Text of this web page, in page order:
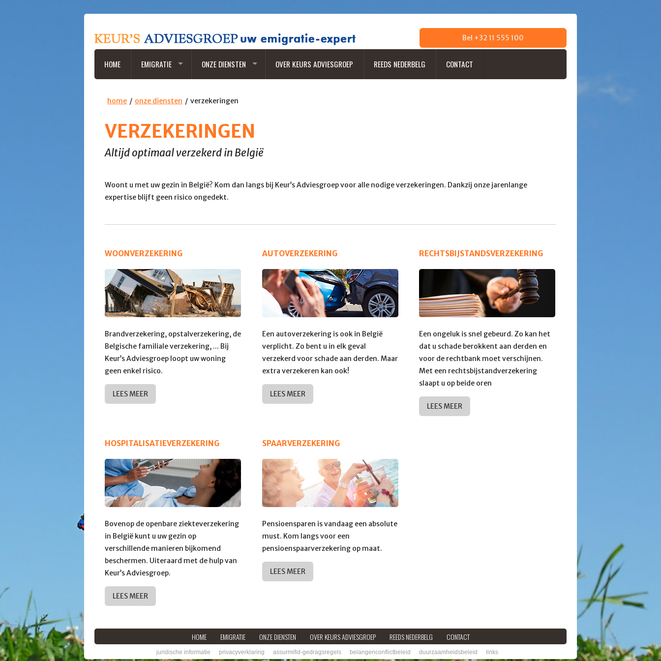
Bel +32 11 555 100
HOME EMIGRATIE ONZE DIENSTEN OVER KEURS ADVIESGROEP REEDS NEDERBELG CONTACT
home onze diensten verzekeringen
VERZEKERINGEN
Altijd optimaal verzekerd in België
Woont u met uw gezin in België? Kom dan langs bij Keur’s Adviesgroep voor alle nodige verzekeringen. Dankzij onze jarenlange
expertise blijft geen risico ongedekt.
WOONVERZEKERING
Brandverzekering, opstalverzekering, de
Belgische familiale verzekering, ... Bij
Keur’s Adviesgroep loopt uw woning
geen enkel risico.
LEES MEER
AUTOVERZEKERING
Een autoverzekering is ook in België
verplicht. Zo bent u in elk geval
verzekerd voor schade aan derden. Maar
extra verzekeren kan ook!
LEES MEER
RECHTSBIJSTANDSVERZEKERING
Een ongeluk is snel gebeurd. Zo kan het
dat u schade berokkent aan derden en
voor de rechtbank moet verschijnen.
Met een rechtsbijstandverzekering
slaapt u op beide oren
LEES MEER
HOSPITALISATIEVERZEKERING
Bovenop de openbare ziekteverzekering
in België kunt u uw gezin op
verschillende manieren bijkomend
beschermen. Uiteraard met de hulp van
Keur’s Adviesgroep.
LEES MEER
SPAARVERZEKERING
Pensioensparen is vandaag een absolute
must. Kom langs voor een
pensioenspaarverzekering op maat.
LEES MEER
HOME EMIGRATIE ONZE DIENSTEN OVER KEURS ADVIESGROEP REEDS NEDERBELG CONTACT
juridische informatie privacyverklaring assurmifid-gedragsregels belangenconflictbeleid duurzaamheidsbeleid links